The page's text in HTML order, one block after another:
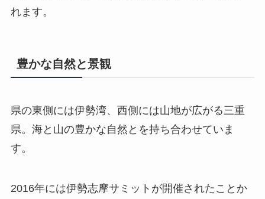
れます。
豊かな自然と景観
県の東側には伊勢湾、西側には山地が広がる三重
県。海と山の豊かな自然とを持ち合わせていま
す。
2016年には伊勢志摩サミットが開催されたことか